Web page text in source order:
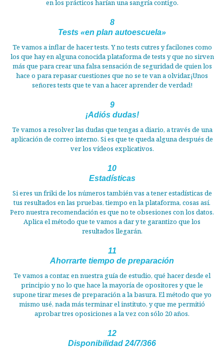
en los prácticos harían una sangría contigo.
8
Tests «en plan autoescuela»
Te vamos a inflar de hacer tests. Y no tests cutres y facilones como
los que hay en alguna conocida plataforma de tests y que no sirven
más que para crear una falsa sensación de seguridad de quien los
hace o para repasar cuestiones que no se te van a olvidar.¡Unos
señores tests que te van a hacer aprender de verdad!
9
¡Adiós dudas!
Te vamos a resolver las dudas que tengas a diario, a través de una
aplicación de correo interno. Si es que te queda alguna después de
ver los vídeos explicativos.
10
Estadísticas
Si eres un friki de los números también vas a tener estadísticas de
tus resultados en las pruebas, tiempo en la plataforma, cosas así.
Pero nuestra recomendación es que no te obsesiones con los datos.
Aplica el método que te vamos a dar y te garantizo que los
resultados llegarán.
11
Ahorrarte tiempo de preparación
Te vamos a contar, en nuestra guía de estudio, qué hacer desde el
principio y no lo que hace la mayoría de opositores y que le
supone tirar meses de preparación a la basura. El método que yo
mismo usé, nada más terminar el instituto, y que me permitió
aprobar tres oposiciones a la vez con sólo 20 años.
12
Disponibilidad 24/7/366